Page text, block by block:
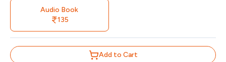
Audio Book
135
Add to Cart